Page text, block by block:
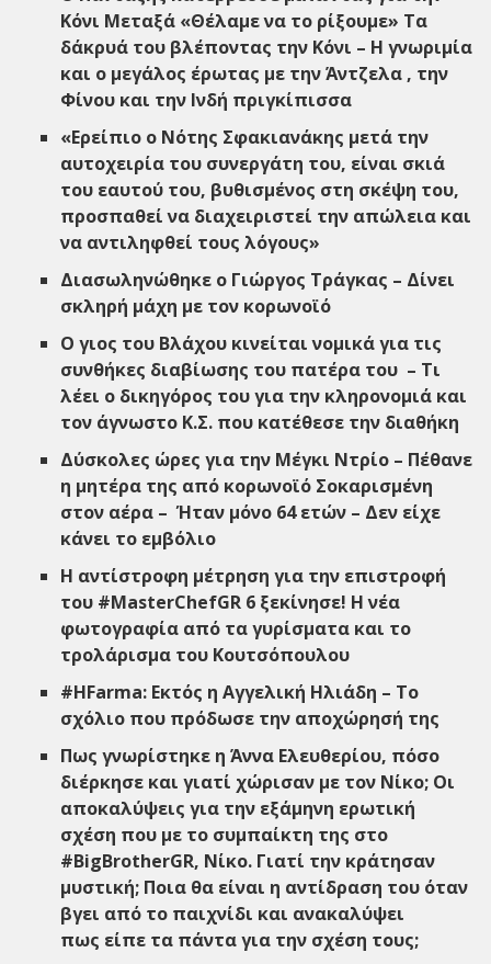
Κόνι Μεταξά «Θέλαμε να το ρίξουμε» Τα
δάκρυά του βλέποντας την Κόνι – Η γνωριμία
και ο μεγάλος έρωτας με την Άντζελα , την
Φίνου και την Ινδή πριγκίπισσα
«Ερείπιο ο Νότης Σφακιανάκης μετά την
αυτοχειρία του συνεργάτη του, είναι σκιά
του εαυτού του, βυθισμένος στη σκέψη του,
προσπαθεί να διαχειριστεί την απώλεια και
να αντιληφθεί τους λόγους»​
Διασωληνώθηκε ο Γιώργος Τράγκας – Δίνει
σκληρή μάχη με τον κορωνοϊό
Ο γιος του Βλάχου κινείται νομικά για τις
συνθήκες διαβίωσης του πατέρα του – Τι
λέει ο δικηγόρος του για την κληρονομιά και
τον άγνωστο Κ.Σ. που κατέθεσε την διαθήκη
Δύσκολες ώρες για την Μέγκι Ντρίο – Πέθανε
η μητέρα της από κορωνοϊό Σοκαρισμένη
στον αέρα – Ήταν μόνο 64 ετών – Δεν είχε
κάνει το εμβόλιο
Η αντίστροφη μέτρηση για την επιστροφή
του #MasterChefGR 6 ξεκίνησε! Η νέα
φωτογραφία από τα γυρίσματα και το
τρολάρισμα του Κουτσόπουλου
#HFarma: Εκτός η Αγγελική Ηλιάδη – Το
σχόλιο που πρόδωσε την αποχώρησή της
Πως γνωρίστηκε η Άννα Ελευθερίου, πόσο
διέρκησε και γιατί χώρισαν με τον Νίκο; Οι
αποκαλύψεις για την εξάμηνη ερωτική
σχέση που με το συμπαίκτη της στο
#BigBrotherGR, Νίκο. Γιατί την κράτησαν
μυστική; Ποια θα είναι η αντίδραση του όταν
βγει από το παιχνίδι και ανακαλύψει
πως είπε τα πάντα για την σχέση τους;